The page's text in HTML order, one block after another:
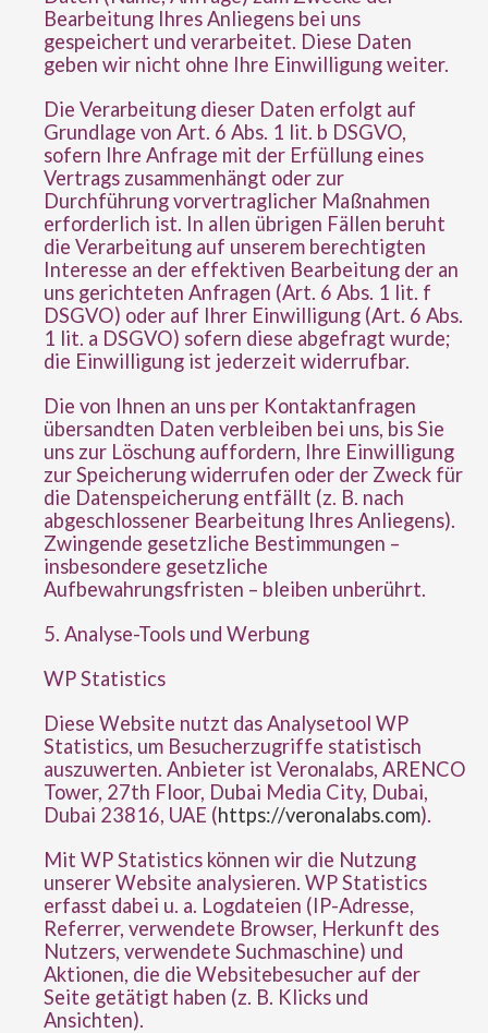
Bearbeitung Ihres Anliegens bei uns
gespeichert und verarbeitet. Diese Daten
geben wir nicht ohne Ihre Einwilligung weiter.
Die Verarbeitung dieser Daten erfolgt auf
Grundlage von Art. 6 Abs. 1 lit. b DSGVO,
sofern Ihre Anfrage mit der Erfüllung eines
Vertrags zusammenhängt oder zur
Durchführung vorvertraglicher Maßnahmen
erforderlich ist. In allen übrigen Fällen beruht
die Verarbeitung auf unserem berechtigten
Interesse an der effektiven Bearbeitung der an
uns gerichteten Anfragen (Art. 6 Abs. 1 lit. f
DSGVO) oder auf Ihrer Einwilligung (Art. 6 Abs.
1 lit. a DSGVO) sofern diese abgefragt wurde;
die Einwilligung ist jederzeit widerrufbar.
Die von Ihnen an uns per Kontaktanfragen
übersandten Daten verbleiben bei uns, bis Sie
uns zur Löschung auffordern, Ihre Einwilligung
zur Speicherung widerrufen oder der Zweck für
die Datenspeicherung entfällt (z. B. nach
abgeschlossener Bearbeitung Ihres Anliegens).
Zwingende gesetzliche Bestimmungen –
insbesondere gesetzliche
Aufbewahrungsfristen – bleiben unberührt.
5. Analyse-Tools und Werbung
WP Statistics
Diese Website nutzt das Analysetool WP
Statistics, um Besucherzugriffe statistisch
auszuwerten. Anbieter ist Veronalabs, ARENCO
Tower, 27th Floor, Dubai Media City, Dubai,
Dubai 23816, UAE (https://veronalabs.com).
Mit WP Statistics können wir die Nutzung
unserer Website analysieren. WP Statistics
erfasst dabei u. a. Logdateien (IP-Adresse,
Referrer, verwendete Browser, Herkunft des
Nutzers, verwendete Suchmaschine) und
Aktionen, die die Websitebesucher auf der
Seite getätigt haben (z. B. Klicks und
Ansichten).